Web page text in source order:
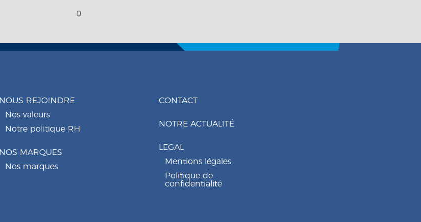
0
NOUS REJOINDRE
Nos valeurs
Notre politique RH
NOS MARQUES
Nos marques
CONTACT
NOTRE ACTUALITÉ
LEGAL
Mentions légales
Politique de
confidentialité